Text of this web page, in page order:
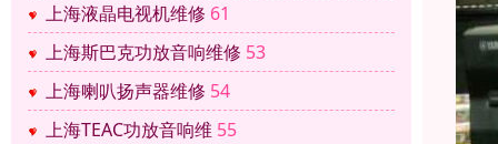
上海液晶电视机维修 61
上海斯巴克功放音响维修 53
上海喇叭扬声器维修 54
上海TEAC功放音响维 55